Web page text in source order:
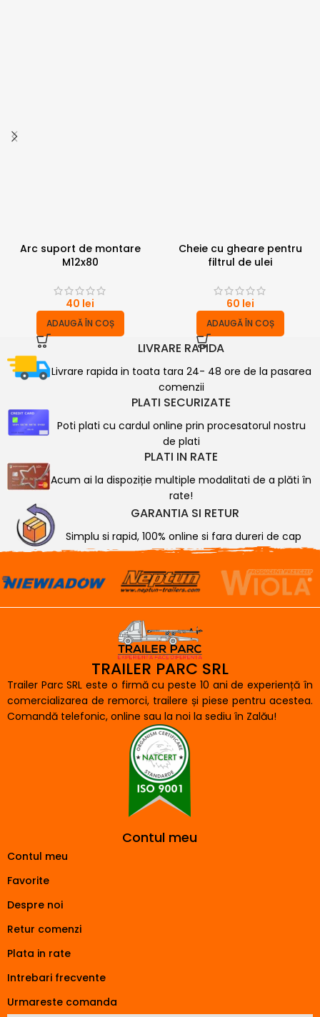
Arc suport de montare
M12x80
40 lei
ADAUGĂ ÎN COȘ
Cheie cu gheare pentru
filtrul de ulei
60 lei
ADAUGĂ ÎN COȘ
LIVRARE RAPIDA
Livrare rapida in toata tara 24- 48 ore de la pasarea
comenzii
PLATI SECURIZATE
Poti plati cu cardul online prin procesatorul nostru
de plati
PLATI IN RATE
Acum ai la dispoziție multiple modalitati de a plăti în
rate!
GARANTIA SI RETUR
Simplu si rapid, 100% online si fara dureri de cap
TRAILER PARC SRL
Trailer Parc SRL este o firmă cu peste 10 ani de experiență în
comercializarea de remorci, trailere și piese pentru acestea.
Comandă telefonic, online sau la noi la sediu în Zalău!
Contul meu
Contul meu
Favorite
Despre noi
Retur comenzi
Plata in rate
Intrebari frecvente
Urmareste comanda